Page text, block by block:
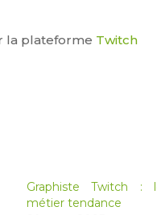
la plateforme Twitch
Graphiste Twitch :
métier tendance